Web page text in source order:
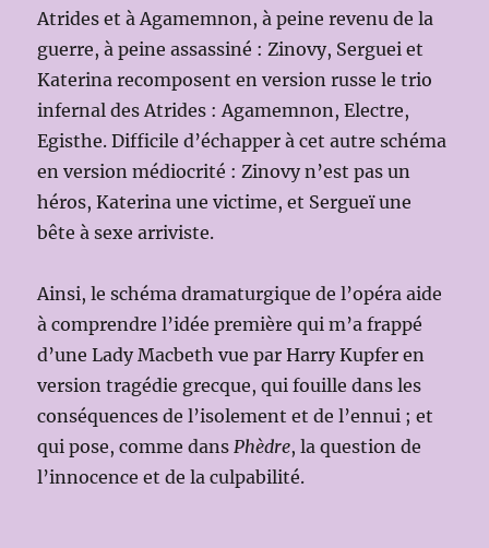
Atrides et à Agamemnon, à peine revenu de la
guerre, à peine assassiné : Zinovy, Serguei et
Katerina recomposent en version russe le trio
infernal des Atrides : Agamemnon, Electre,
Egisthe. Difficile d’échapper à cet autre schéma
en version médiocrité : Zinovy n’est pas un
héros, Katerina une victime, et Sergueï une
bête à sexe arriviste.
Ainsi, le schéma dramaturgique de l’opéra aide
à comprendre l’idée première qui m’a frappé
d’une Lady Macbeth vue par Harry Kupfer en
version tragédie grecque, qui fouille dans les
conséquences de l’isolement et de l’ennui ; et
qui pose, comme dans Phèdre, la question de
l’innocence et de la culpabilité.